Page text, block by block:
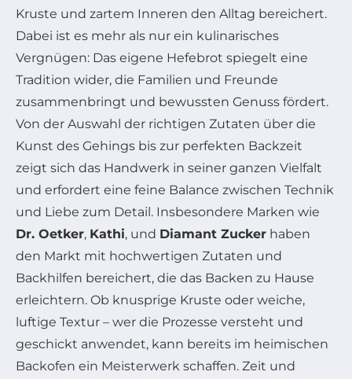
Kruste und zartem Inneren den Alltag bereichert.
Dabei ist es mehr als nur ein kulinarisches
Vergnügen: Das eigene Hefebrot spiegelt eine
Tradition wider, die Familien und Freunde
zusammenbringt und bewussten Genuss fördert.
Von der Auswahl der richtigen Zutaten über die
Kunst des Gehings bis zur perfekten Backzeit
zeigt sich das Handwerk in seiner ganzen Vielfalt
und erfordert eine feine Balance zwischen Technik
und Liebe zum Detail. Insbesondere Marken wie
Dr. Oetker, Kathi, und Diamant Zucker haben
den Markt mit hochwertigen Zutaten und
Backhilfen bereichert, die das Backen zu Hause
erleichtern. Ob knusprige Kruste oder weiche,
luftige Textur – wer die Prozesse versteht und
geschickt anwendet, kann bereits im heimischen
Backofen ein Meisterwerk schaffen. Zeit und